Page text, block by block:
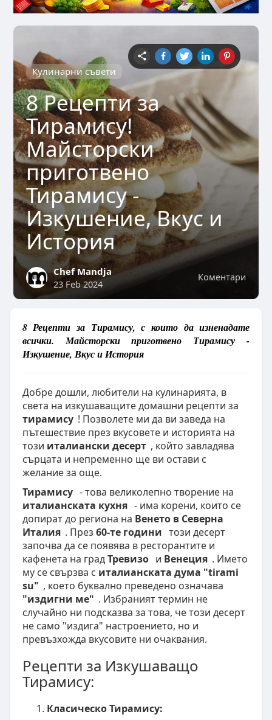
Кулинарни съвети
8 Рецепти за
Тирамису!
Майсторски
приготвено
Тирамису -
Изкушение, Вкус и
История
Коментари
Chef Mandja
23 Feb 2024
8 Рецепти за Тирамису, с които да изненадате
всички. Майсторски приготвено Тирамису -
Изкушение, Вкус и История
Добре дошли, любители на кулинарията, в
света на изкушаващите домашни рецепти за
тирамису ! Позволете ми да ви заведа на
пътешествие през вкусовете и историята на
този италиански десерт , който завладява
сърцата и непременно ще ви остави с
желание за още.
Тирамису - това великолепно творение на
италианската кухня - има корени, които се
допират до региона на Венето в Северна
Италия . През 60-те години този десерт
започва да се появява в ресторантите и
кафенета на градТревизо и Венеция . Името
му се свързва с италианската дума "tirami
su" , което буквално преведено означава
"издигни ме" . Избраният термин не
случайно ни подсказва за това, че този десерт
не само "издига" настроението, но и
превъзхожда вкусовите ни очаквания.
Рецепти за Изкушаващо
Тирамису:
Класическо Тирамису: